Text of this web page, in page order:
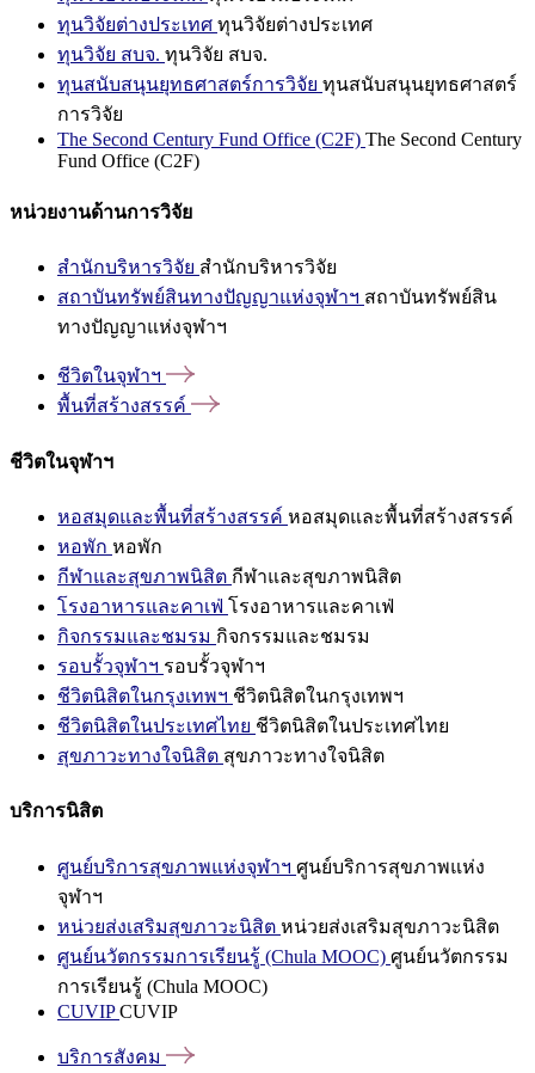
ทุนวิจัยต่างประเทศ ทุนวิจัยต่างประเทศ
ทุนวิจัย สบจ. ทุนวิจัย สบจ.
ทุนสนับสนุนยุทธศาสตร์การวิจัย ทุนสนับสนุนยุทธศาสตร์
การวิจัย
The Second Century Fund Office (C2F) The Second Century
Fund Office (C2F)
หน่วยงานด้านการวิจัย
สำนักบริหารวิจัย สำนักบริหารวิจัย
สถาบันทรัพย์สินทางปัญญาแห่งจุฬาฯ สถาบันทรัพย์สิน
ทางปัญญาแห่งจุฬาฯ
ชีวิตในจุฬาฯ
พื้นที่สร้างสรรค์
ชีวิตในจุฬาฯ
หอสมุดและพื้นที่สร้างสรรค์ หอสมุดและพื้นที่สร้างสรรค์
หอพัก หอพัก
กีฬาและสุขภาพนิสิต กีฬาและสุขภาพนิสิต
โรงอาหารและคาเฟ่ โรงอาหารและคาเฟ่
กิจกรรมและชมรม กิจกรรมและชมรม
รอบรั้วจุฬาฯ รอบรั้วจุฬาฯ
ชีวิตนิสิตในกรุงเทพฯ ชีวิตนิสิตในกรุงเทพฯ
ชีวิตนิสิตในประเทศไทย ชีวิตนิสิตในประเทศไทย
สุขภาวะทางใจนิสิต สุขภาวะทางใจนิสิต
บริการนิสิต
ศูนย์บริการสุขภาพแห่งจุฬาฯ ศูนย์บริการสุขภาพแห่ง
จุฬาฯ
หน่วยส่งเสริมสุขภาวะนิสิต หน่วยส่งเสริมสุขภาวะนิสิต
ศูนย์นวัตกรรมการเรียนรู้ (Chula MOOC) ศูนย์นวัตกรรม
การเรียนรู้ (Chula MOOC)
CUVIPCUVIP
บริการสังคม